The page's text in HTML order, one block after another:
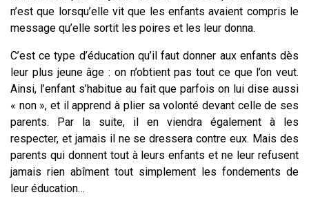
n’est que lorsqu’elle vit que les enfants avaient compris le
message qu’elle sortit les poires et les leur donna.
C’est ce type d’éducation qu’il faut donner aux enfants dès
leur plus jeune âge : on n’obtient pas tout ce que l’on veut.
Ainsi, l’enfant s’habitue au fait que parfois on lui dise aussi
« non », et il apprend à plier sa volonté devant celle de ses
parents. Par la suite, il en viendra également à les
respecter, et jamais il ne se dressera contre eux. Mais des
parents qui donnent tout à leurs enfants et ne leur refusent
jamais rien abîment tout simplement les fondements de
leur éducation…